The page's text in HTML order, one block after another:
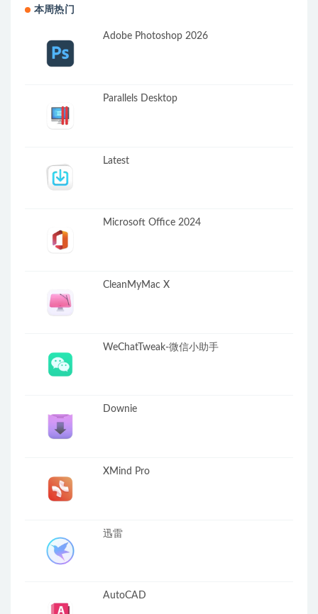
本周热门
Adobe Photoshop 2026
Parallels Desktop
Latest
Microsoft Office 2024
CleanMyMac X
WeChatTweak-微信小助手
Downie
XMind Pro
迅雷
AutoCAD